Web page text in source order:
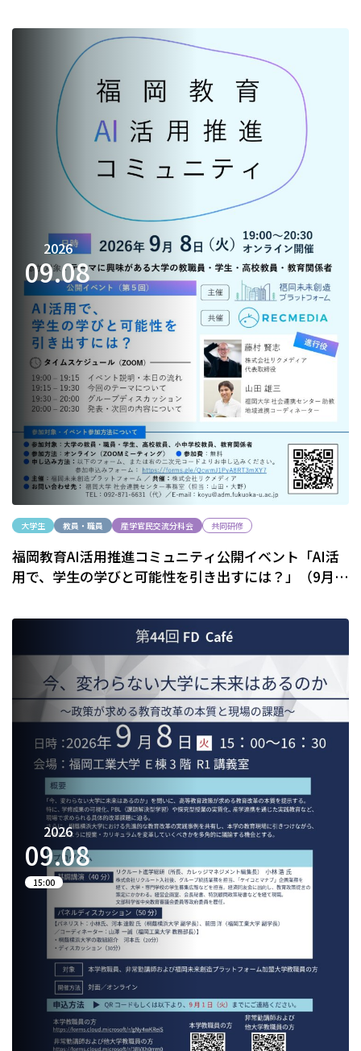
2026
09.08
大学生 教員・職員 産学官民交流分科会 共同研修
福岡教育AI活用推進コミュニティ公開イベント「AI活
⽤で、学⽣の学びと可能性を引き出すには？」（9月8
2026
09.08
15:00